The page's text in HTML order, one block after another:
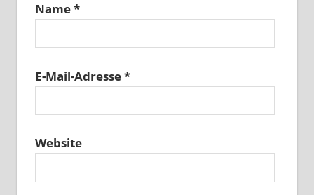
Name*
E-Mail-Adresse*
Website